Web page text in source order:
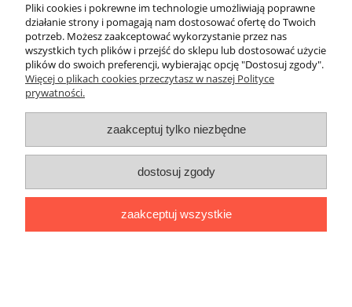
prywatności
Informacje ogólne
Formalne
pokaż pełną wersję strony
Pliki cookies i pokrewne im technologie umożliwiają poprawne
działanie strony i pomagają nam dostosować ofertę do Twoich
potrzeb. Możesz zaakceptować wykorzystanie przez nas
wszystkich tych plików i przejść do sklepu lub dostosować użycie
plików do swoich preferencji, wybierając opcję "Dostosuj zgody".
Więcej o plikach cookies przeczytasz w naszej Polityce
prywatności.
zaakceptuj tylko niezbędne
dostosuj zgody
zaakceptuj wszystkie